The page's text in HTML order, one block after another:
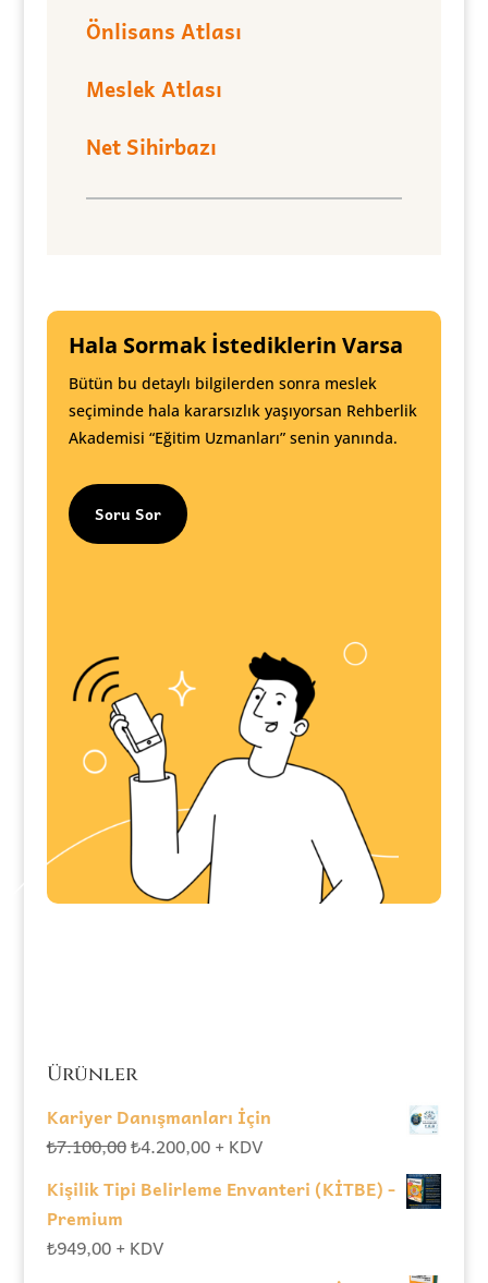
Önlisans Atlası
Meslek Atlası
Net Sihirbazı
Hala Sormak İstediklerin Varsa
Bütün bu detaylı bilgilerden sonra meslek
seçiminde hala kararsızlık yaşıyorsan Rehberlik
Akademisi “Eğitim Uzmanları” senin yanında.
Soru Sor
Ürünler
Kariyer Danışmanları İçin
₺7.100,00Orijinal
₺7.100,00.
₺4.200,00Şu
fiyat:
+ KDV
Kişilik Tipi Belirleme Envanteri (KİTBE) -
Premium
₺949,00 + KDV